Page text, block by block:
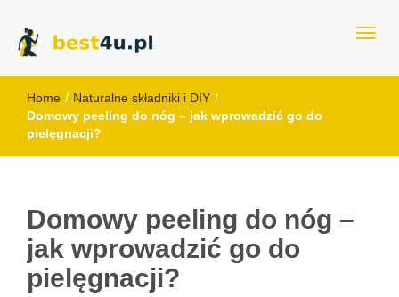
best4u.pl
Home / Naturalne składniki i DIY /
Domowy peeling do nóg – jak wprowadzić go do
pielęgnacji?
Domowy peeling do nóg –
jak wprowadzić go do
pielęgnacji?